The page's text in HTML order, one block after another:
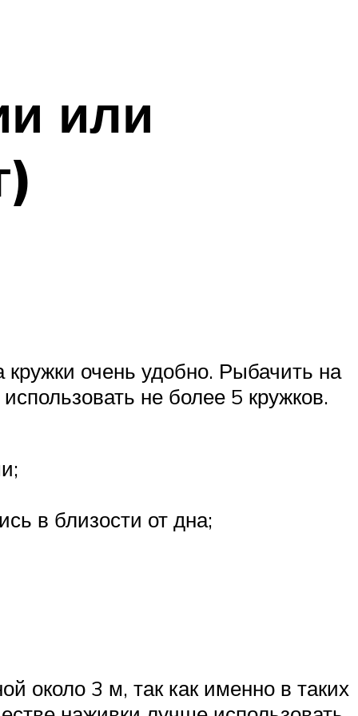
или
кружки очень удобно. Рыбачить на
не более 5 кружков.
в близости от дна;
около 3 м, так как именно в таких